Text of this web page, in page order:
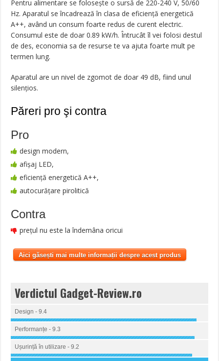
Pentru alimentare se folosește o sursă de 220-240 V, 50/60
Hz. Aparatul se încadrează în clasa de eficiență energetică
A++, având un consum foarte redus de curent electric.
Consumul este de doar 0.89 kW/h. Întrucât îl vei folosi destul
de des, economia sa de resurse te va ajuta foarte mult pe
termen lung.
Aparatul are un nivel de zgomot de doar 49 dB, fiind unul
silențios.
Păreri pro şi contra
Pro
design modern,
afișaj LED,
eficiență energetică A++,
autocurățare pirolitică
Contra
prețul nu este la îndemâna oricui
Aici găsești mai multe informații despre acest produs
Verdictul Gadget-Review.ro
Design - 9.4
Performanțe - 9.3
Ușurință în utilizare - 9.2